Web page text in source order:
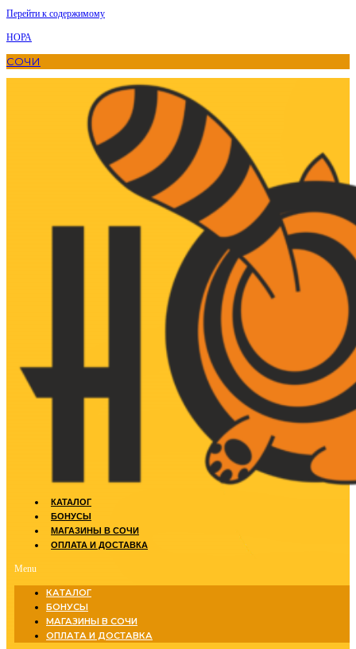
Перейти к содержимому
НОРА
СОЧИ
КАТАЛОГ
БОНУСЫ
МАГАЗИНЫ В СОЧИ
ОПЛАТА И ДОСТАВКА
Menu
КАТАЛОГ
БОНУСЫ
МАГАЗИНЫ В СОЧИ
ОПЛАТА И ДОСТАВКА